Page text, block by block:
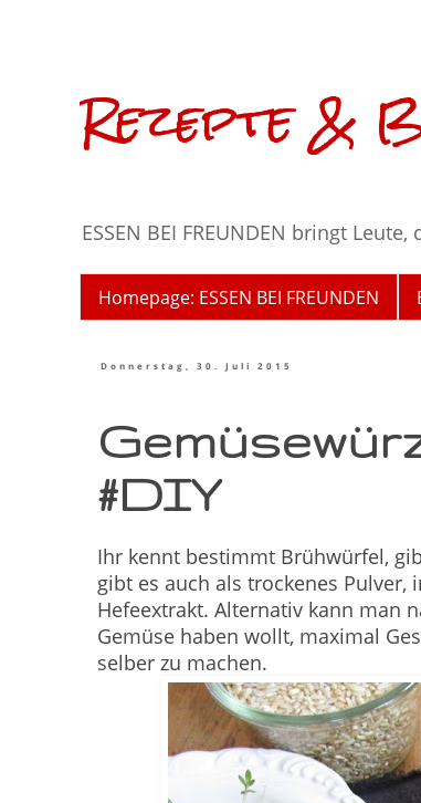
Rezepte &
ESSEN BEI FREUNDEN bringt
Homepage: ESSEN BEI FREUNDEN
Donnerstag, 30. Juli 2015
#DIY
Ihr kennt bestimmt Brühwürfel,
gibt es auch als trockenes
Hefeextrakt. Alternativ kann man
Gemüse haben wollt, maximal
selber zu machen.